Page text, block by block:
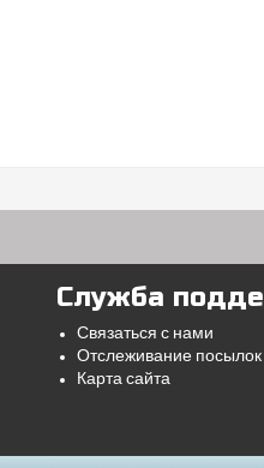
Служба
Связаться с нами
Отслеживание посылок
Карта сайта